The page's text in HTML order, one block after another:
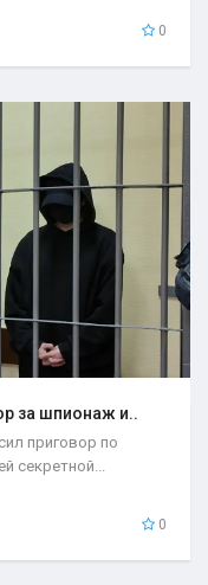
0
за шпионаж и..
приговор по
секретной...
0